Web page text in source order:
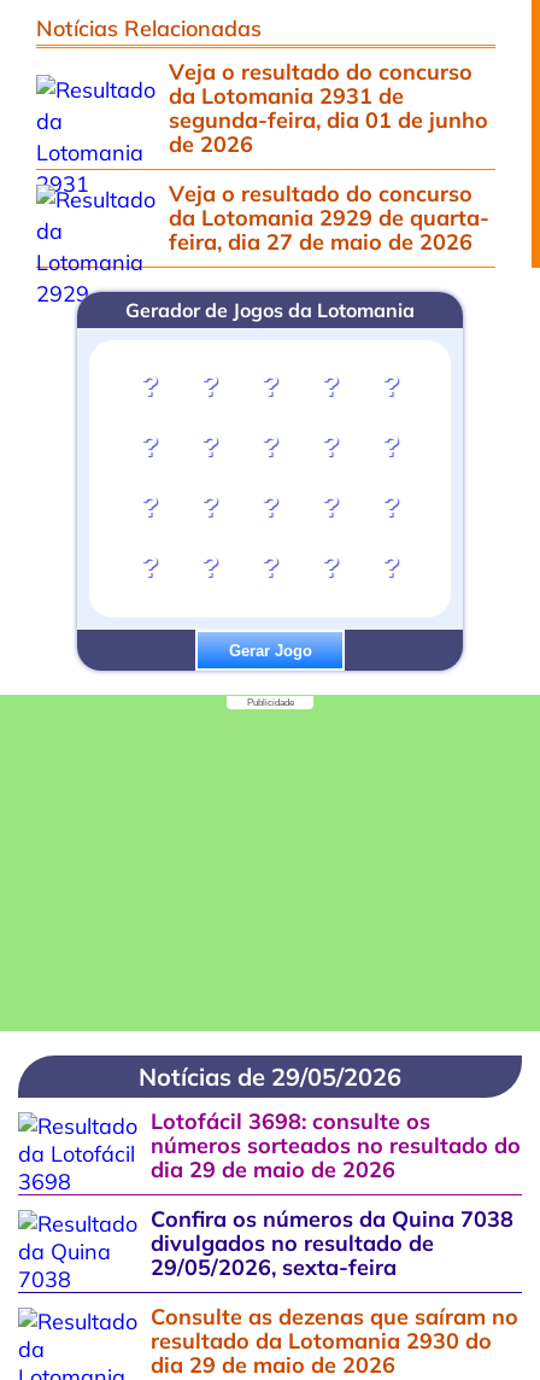
Notícias Relacionadas
Veja o resultado do concurso
da Lotomania 2931 de
segunda-feira, dia 01 de junho
de 2026
Veja o resultado do concurso
da Lotomania 2929 de quarta-
feira, dia 27 de maio de 2026
Gerador de Jogos da Lotomania
? ? ? ?
?
?
? ? ?
?
?
? ? ?
?
?
? ? ? ?
Gerar Jogo
Publicidade
Notícias de 29/05/2026
Lotofácil 3698: consulte os
números sorteados no resultado do
dia 29 de maio de 2026
Confira os números da Quina 7038
divulgados no resultado de
29/05/2026, sexta-feira
Consulte as dezenas que saíram no
resultado da Lotomania 2930 do
dia 29 de maio de 2026